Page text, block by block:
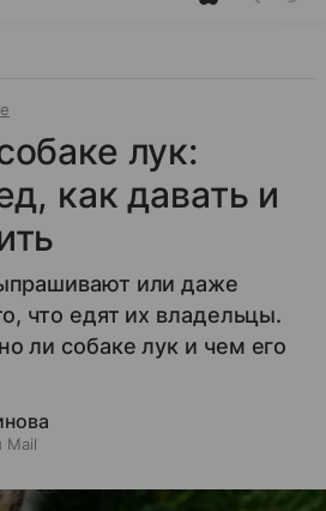
лук:
как давать и
или даже
что едят их владельцы.
ли собаке лук и чем его
Mail